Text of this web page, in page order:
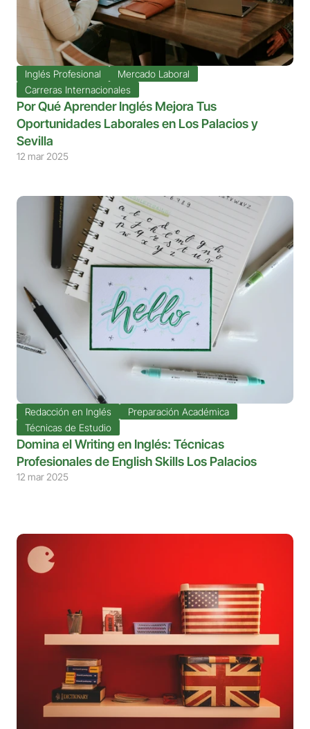
Inglés Profesional
Mercado Laboral
Carreras Internacionales
Por Qué Aprender Inglés Mejora Tus
Oportunidades Laborales en Los Palacios y
Sevilla
12 mar 2025
Redacción en Inglés
Preparación Académica
Técnicas de Estudio
Domina el Writing en Inglés: Técnicas
Profesionales de English Skills Los Palacios
12 mar 2025